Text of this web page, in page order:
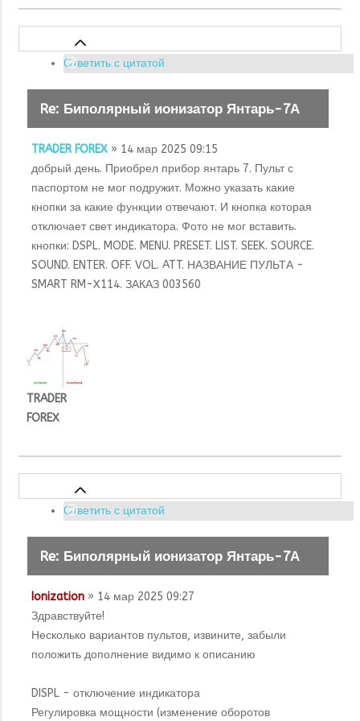
Ответить с цитатой
Re: Биполярный ионизатор Янтарь-7А
TRADER FOREX » 14 мар 2025 09:15
добрый день. Приобрел прибор янтарь 7. Пульт с
паспортом не мог подружит. Можно указать какие
кнопки за какие функции отвечают. И кнопка которая
отключает свет индикатора. Фото не мог вставить.
кнопки: DSPL. MODE. MENU. PRESET. LIST. SEEK. SOURCE.
SOUND. ENTER. OFF. VOL. ATT. НАЗВАНИЕ ПУЛЬТА -
SMART RM-X114. ЗАКАЗ 003560
TRADER
FOREX
Ответить с цитатой
Re: Биполярный ионизатор Янтарь-7А
Ionization » 14 мар 2025 09:27
Здравствуйте!
Несколько вариантов пультов, извините, забыли
положить дополнение видимо к описанию
DISPL - отключение индикатора
Регулировка мощности (изменение оборотов